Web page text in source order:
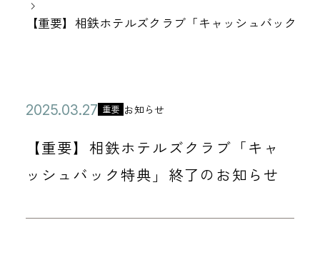
【重要】相鉄ホテルズクラブ「キャッシュバック特
【重要】相鉄ホテルズクラブ「キャ
ッシュバック特典」終了のお知らせ
公
日
2
5
カ
テ
ゴ
リ
重要 お知らせ